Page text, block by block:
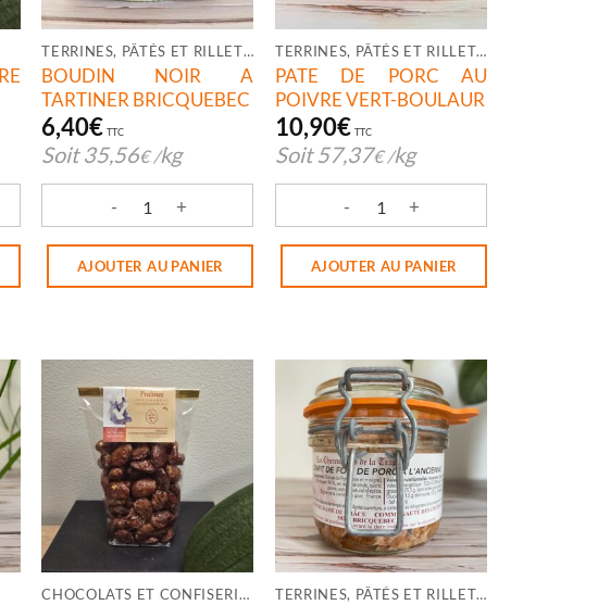
BRICQUEBEC 530ML
TERRINES, PÂTÉS ET RILLETTES
BOUDIN NOIR A
TARTINER BRICQUEBEC
6,40€ TTC
Soit 35,56€ /kg
quantité de BOUDIN NOIR A TARTINER BRICQUEBEC
AJOUTER AU PANIER
TERRINES, PÂTÉS ET RILLETTES
PATE DE PORC AU
POIVRE VERT-BOULAUR
10,90€ TTC
Soit 57,37€ /kg
quantité de PATE DE PORC AU POIVRE
AJOUTER AU PANIER
CHOCOLATS ET CONFISERIES TERRINES, PÂTÉS ET RILLETTES